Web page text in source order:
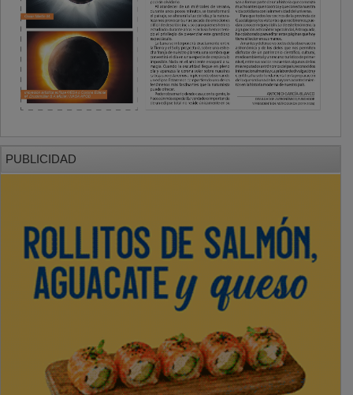
PUBLICIDAD